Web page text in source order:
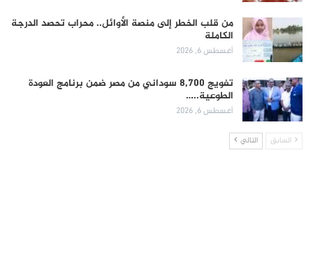
من قلب الخطر إلى منصة الأوائل.. محراب تحصد الدرجة
الكاملة
أغسطس 6, 2026
تفويج 8,700 سوداني من مصر ضمن برنامج العودة
الطوعية..…
أغسطس 6, 2026
السابق التالي